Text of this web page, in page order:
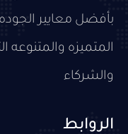
بأفضل معايير
المتميزه والمتنوعه
والشركاء
الروابط